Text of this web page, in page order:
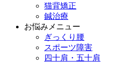
猫背矯正
鍼治療
お悩みメニュー
ぎっくり腰
スポーツ障害
四十肩・五十肩